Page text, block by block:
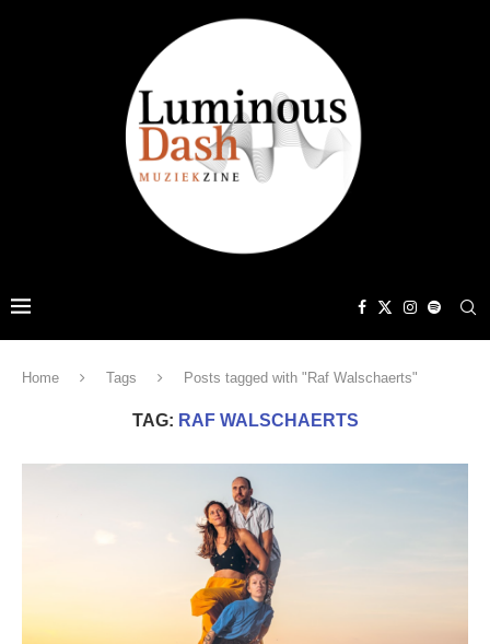
Home Tags Posts tagged with "Raf Walschaerts"
TAG: RAF WALSCHAERTS